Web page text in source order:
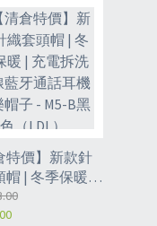
特價】新款針
帽 | 冬季保暖 |
無線藍牙通
樂帽子 - M5-